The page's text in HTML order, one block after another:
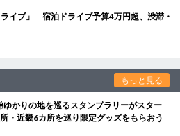
イブ」 宿泊ドライブ予算4万円超、渋滞・
もっと見る
ゆかりの地を巡るスタンプラリーがスター
・近畿6カ所を巡り限定グッズをもらおう